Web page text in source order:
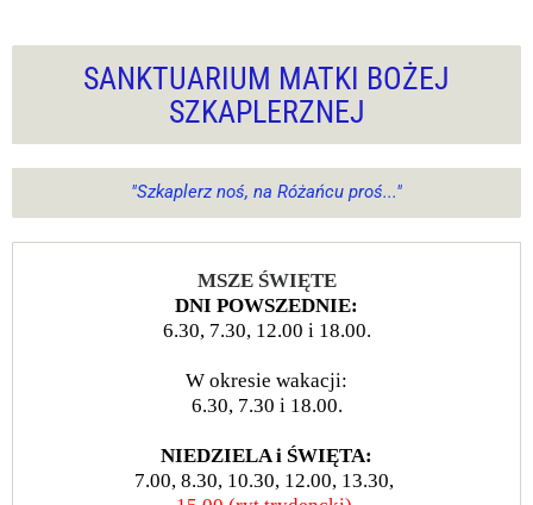
SANKTUARIUM MATKI BOŻEJ
SZKAPLERZNEJ
"Szkaplerz noś, na Różańcu proś..."
MSZE ŚWIĘTE
DNI POWSZEDNIE:
6.30, 7.30, 12.00 i 18.00.
W okresie wakacji:
6.30, 7.30 i 18.00.
NIEDZIELA i ŚWIĘTA:
7.00, 8.30, 10.30, 12.00, 13.30,